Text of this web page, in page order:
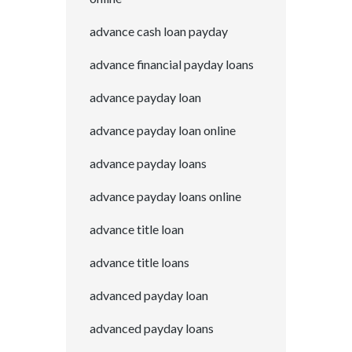
advance cash loan payday
advance financial payday loans
advance payday loan
advance payday loan online
advance payday loans
advance payday loans online
advance title loan
advance title loans
advanced payday loan
advanced payday loans